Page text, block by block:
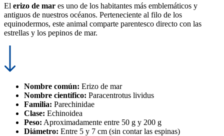
El erizo de mar es uno de los habitantes más emblemáticos y
antiguos de nuestros océanos. Perteneciente al filo de los
equinodermos, este animal comparte parentesco directo con las
estrellas y los pepinos de mar.
Nombre común: Erizo de mar
Nombre científico: Paracentrotus lividus
Familia: Parechinidae
Clase: Echinoidea
Peso: Aproximadamente entre 50 g y 200 g
Diámetro: Entre 5 y 7 cm (sin contar las espinas)